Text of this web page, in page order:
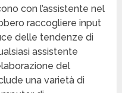
con l’assistente nel
raccogliere input
delle tendenze di
assistente
del
una varietà di